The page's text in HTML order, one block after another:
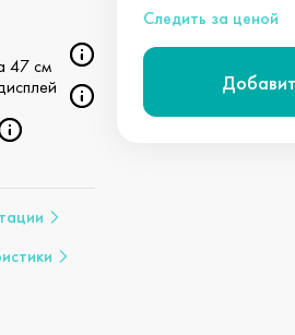
47 см
Следить за ценой